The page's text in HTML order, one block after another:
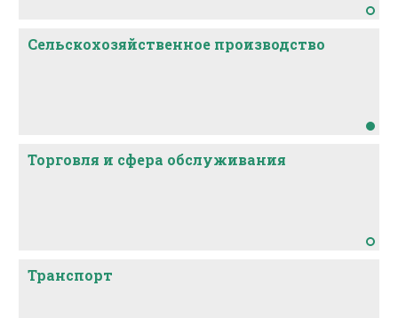
Сельскохозяйственное производство
Торговля и сфера обслуживания
Транспорт